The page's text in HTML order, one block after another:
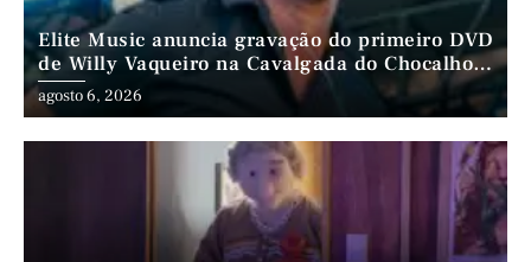
Elite Music anuncia gravação do primeiro DVD
de Willy Vaqueiro na Cavalgada do Chocalho
(PE)
agosto 6, 2026